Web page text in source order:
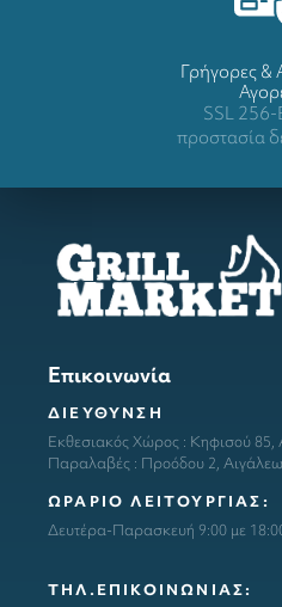
Γρήγορες &
SSL 256-
προστασία
Επικοινωνία
ΔΙΕΥΘΥΝΣΗ
Εκθεσιακός Χώρος : Κηφισού 85,
Παραλαβές : Προόδου 2,
ΩΡΑΡΙΟ ΛΕΙΤΟΥΡΓΙΑΣ:
Δευτέρα-Παρασκευή 9:00 με
ΤΗΛ.ΕΠΙΚΟΙΝΩΝΙΑΣ: